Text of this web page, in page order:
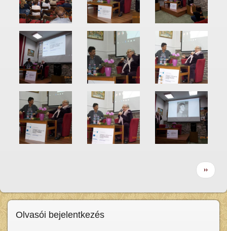
oldal
››
Olvasói bejelentkezés